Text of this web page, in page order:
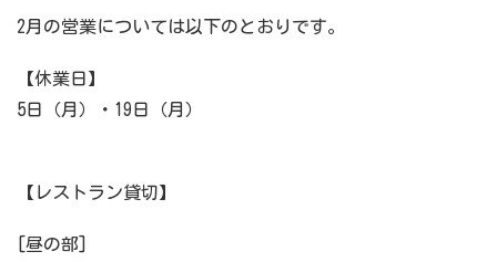
2月の営業については以下のとおりです。
【休業日】
5日（月）・19日（月）
【レストラン貸切】
[昼の部]